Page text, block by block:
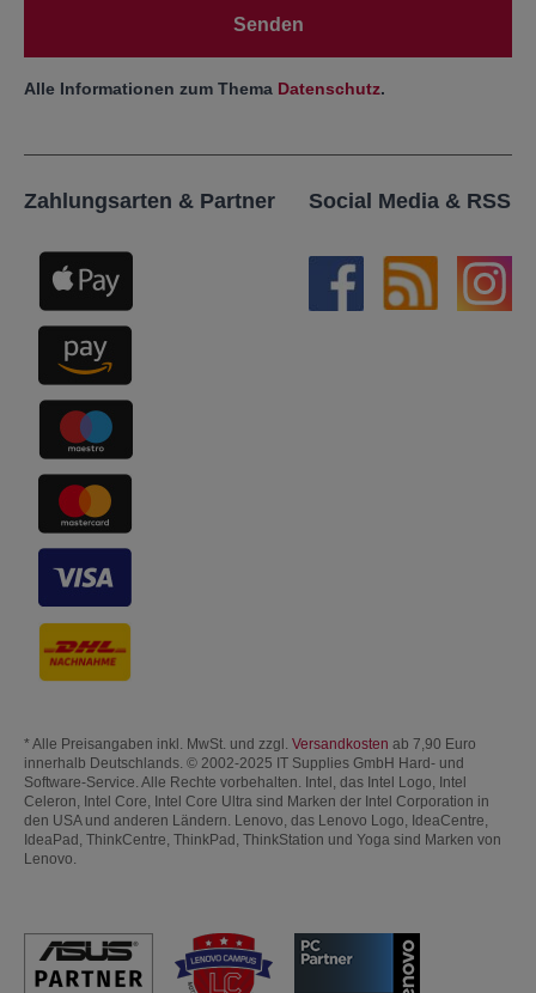
Senden
Alle Informationen zum Thema Datenschutz.
Zahlungsarten & Partner Social Media & RSS
* Alle Preisangaben inkl. MwSt. und zzgl. Versandkosten ab 7,90 Euro
innerhalb Deutschlands. © 2002-2025 IT Supplies GmbH Hard- und
Software-Service. Alle Rechte vorbehalten. Intel, das Intel Logo, Intel
Celeron, Intel Core, Intel Core Ultra sind Marken der Intel Corporation in
den USA und anderen Ländern. Lenovo, das Lenovo Logo, IdeaCentre,
IdeaPad, ThinkCentre, ThinkPad, ThinkStation und Yoga sind Marken von
Lenovo.